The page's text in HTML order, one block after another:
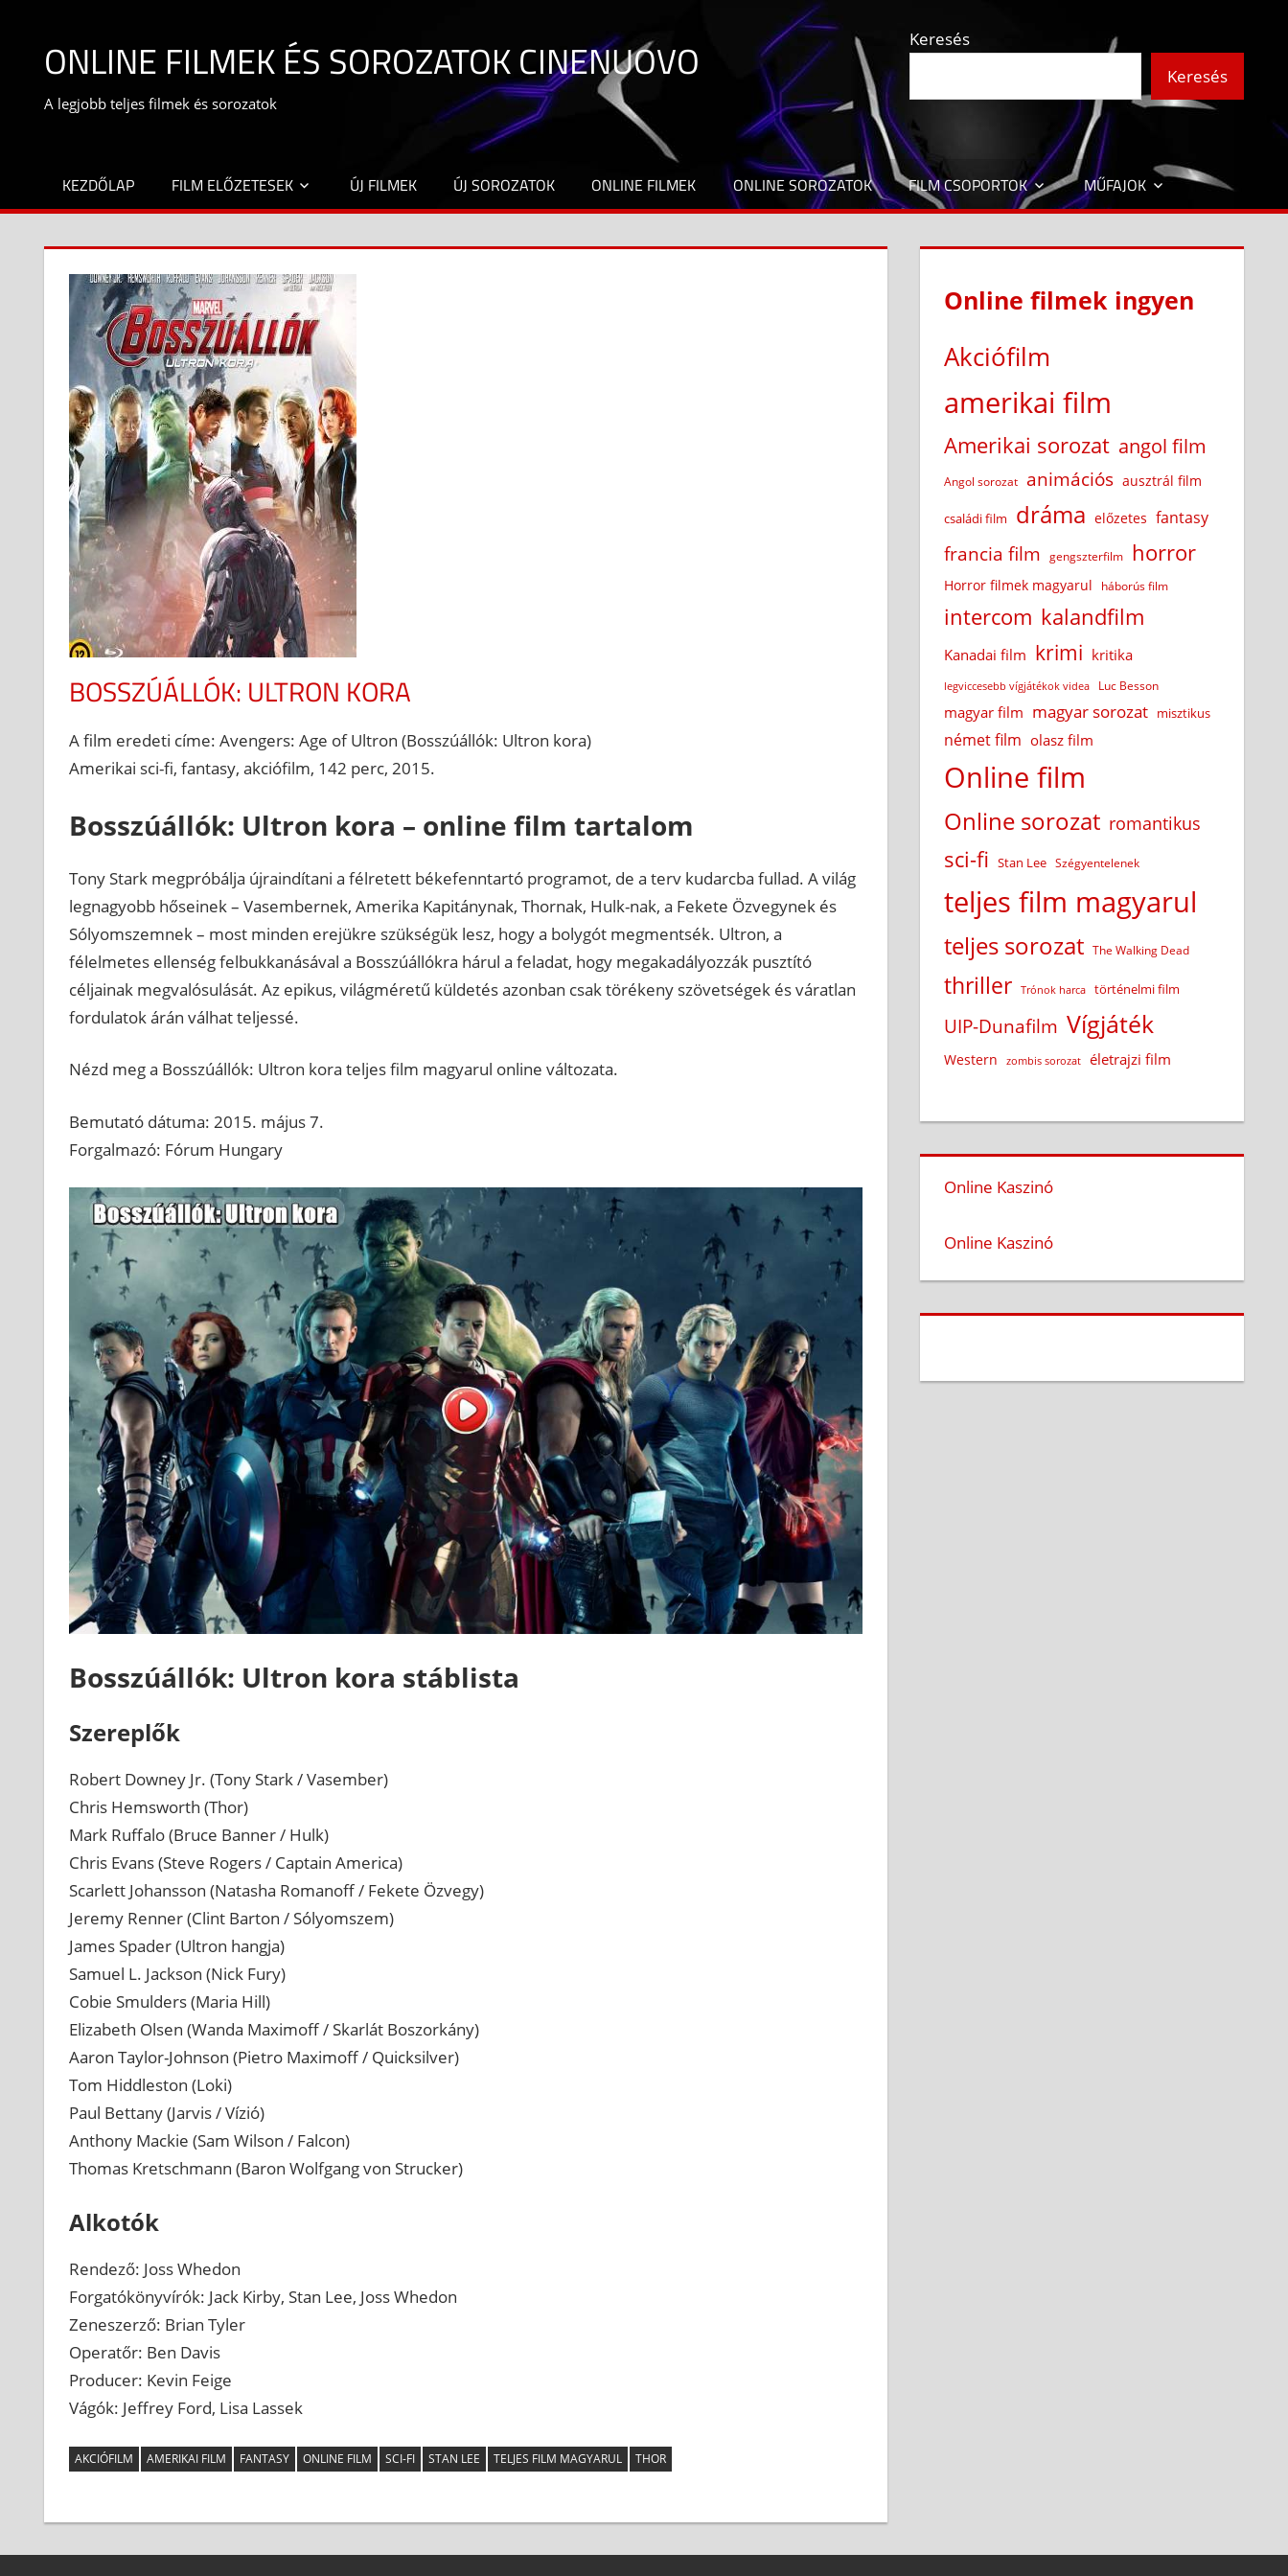
contentONLINE FILMEK ÉS SOROZATOK CINENUOVO
A legjobb teljes filmek és sorozatok
Keresés
Keresés
KEZDŐLAP FILM ELŐZETESEK ÚJ FILMEK ÚJ SOROZATOK ONLINE FILMEK ONLINE SOROZATOK FILM CSOPORTOK MŰFAJOK
BOSSZÚÁLLÓK: ULTRON KORA
A film eredeti címe: Avengers: Age of Ultron (Bosszúállók: Ultron kora)
Amerikai sci-fi, fantasy, akciófilm, 142 perc, 2015.
Bosszúállók: Ultron kora – online film tartalom
Tony Stark megpróbálja újraindítani a félretett békefenntartó programot, de a terv kudarcba fullad. A világ
legnagyobb hőseinek – Vasembernek, Amerika Kapitánynak, Thornak, Hulk-nak, a Fekete Özvegynek és
Sólyomszemnek – most minden erejükre szükségük lesz, hogy a bolygót megmentsék. Ultron, a
félelmetes ellenség felbukkanásával a Bosszúállókra hárul a feladat, hogy megakadályozzák pusztító
céljainak megvalósulását. Az epikus, világméretű küldetés azonban csak törékeny szövetségek és váratlan
fordulatok árán válhat teljessé.
Nézd meg a Bosszúállók: Ultron kora teljes film magyarul online változata.
Bemutató dátuma: 2015. május 7.
Forgalmazó: Fórum Hungary
Bosszúállók: Ultron kora stáblista
Szereplők
Robert Downey Jr. (Tony Stark / Vasember)
Chris Hemsworth (Thor)
Mark Ruffalo (Bruce Banner / Hulk)
Chris Evans (Steve Rogers / Captain America)
Scarlett Johansson (Natasha Romanoff / Fekete Özvegy)
Jeremy Renner (Clint Barton / Sólyomszem)
James Spader (Ultron hangja)
Samuel L. Jackson (Nick Fury)
Cobie Smulders (Maria Hill)
Elizabeth Olsen (Wanda Maximoff / Skarlát Boszorkány)
Aaron Taylor-Johnson (Pietro Maximoff / Quicksilver)
Tom Hiddleston (Loki)
Paul Bettany (Jarvis / Vízió)
Anthony Mackie (Sam Wilson / Falcon)
Thomas Kretschmann (Baron Wolfgang von Strucker)
Alkotók
Rendező: Joss Whedon
Forgatókönyvírók: Jack Kirby, Stan Lee, Joss Whedon
Zeneszerző: Brian Tyler
Operatőr: Ben Davis
Producer: Kevin Feige
Vágók: Jeffrey Ford, Lisa Lassek
AKCIÓFILM AMERIKAI FILM FANTASY ONLINE FILM SCI-FI STAN LEE TELJES FILM MAGYARUL THOR
Online filmek ingyen
Akciófilm
amerikai film
Amerikai sorozat angol film
Angol sorozat animációs ausztrál film
családi film dráma előzetes fantasy
francia film gengszterfilm horror
Horror filmek magyarul háborús film
intercom kalandfilm
Kanadai film krimi kritika
legviccesebb vígjátékok videa Luc Besson
magyar film magyar sorozat misztikus
német film olasz film
Online film
Online sorozat romantikus
sci-fi Stan Lee Szégyentelenek
teljes film magyarul
teljes sorozat The Walking Dead
thriller Trónok harca történelmi film
UIP-Dunafilm Vígjáték
Western zombis sorozat életrajzi film
Online Kaszinó
Online Kaszinó